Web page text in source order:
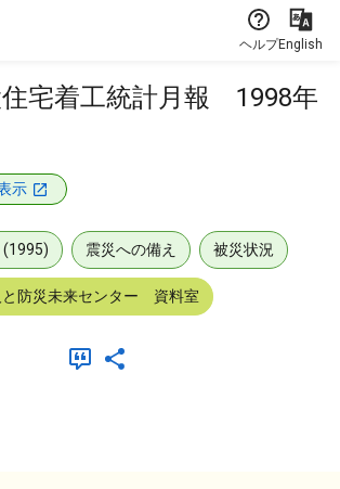
ヘルプEnglish
宅着工統計月報 1998年
示
(1995) 震災への備え 被災状況
と防災未来センター 資料室